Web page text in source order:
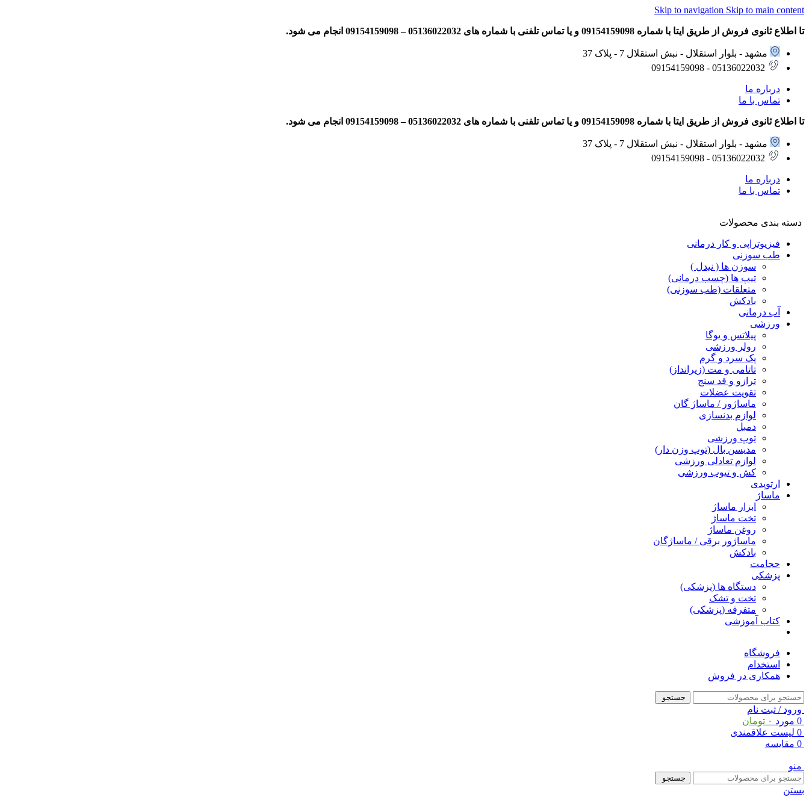
Skip to navigation Skip to main content
تا اطلاع ثانوی فروش از طریق ایتا با شماره 09154159098 و یا تماس تلفنی با شماره های 05136022032 – 09154159098 انجام می شود.
مشهد - بلوار استقلال - نبش استقلال 7 - پلاک 37
05136022032 - 09154159098
درباره ما
تماس با ما
تا اطلاع ثانوی فروش از طریق ایتا با شماره 09154159098 و یا تماس تلفنی با شماره های 05136022032 – 09154159098 انجام می شود.
مشهد - بلوار استقلال - نبش استقلال 7 - پلاک 37
05136022032 - 09154159098
درباره ما
تماس با ما
دسته بندی محصولات
فیزیوتراپی و کار درمانی
طب سوزنی
سوزن ها ( نیدل )
تیپ ها (چسب درمانی)
متعلقات (طب سوزنی)
بادکش
آب درمانی
ورزشی
پیلاتس و یوگا
رولر ورزشی
پک سرد و گرم
تاتامی و مت (زیرانداز)
ترازو و قد سنج
تقویت عضلات
ماساژور / ماساژ گان
لوازم بدنسازی
دمبل
توپ ورزشی
مدیسن بال (توپ وزن دار)
لوازم تعادلی ورزشی
کش و تیوب ورزشی
ارتوپدی
ماساژ
ابزار ماساژ
تخت ماساژ
روغن ماساژ
ماساژور برقی / ماساژگان
بادکش
حجامت
پزشکی
دستگاه ها (پزشکی)
تخت و تشک
متفرقه (پزشکی)
کتاب آموزشی
فروشگاه
استخدام
همکاری در فروش
جستجو
ورود / ثبت نام
0 مورد ۰ تومان
0 لیست علاقمندی
0 مقایسه
منو
جستجو
بستن